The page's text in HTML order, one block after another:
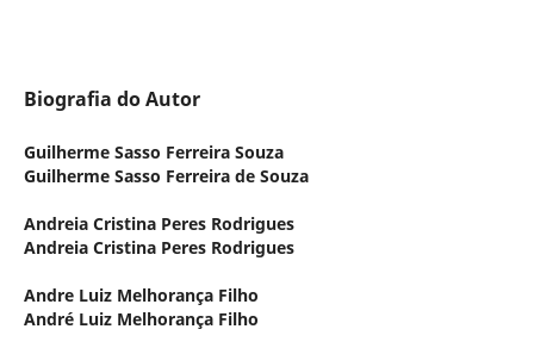
Biografia do Autor
Guilherme Sasso Ferreira Souza
Guilherme Sasso Ferreira de Souza
Andreia Cristina Peres Rodrigues
Andreia Cristina Peres Rodrigues
Andre Luiz Melhorança Filho
André Luiz Melhorança Filho